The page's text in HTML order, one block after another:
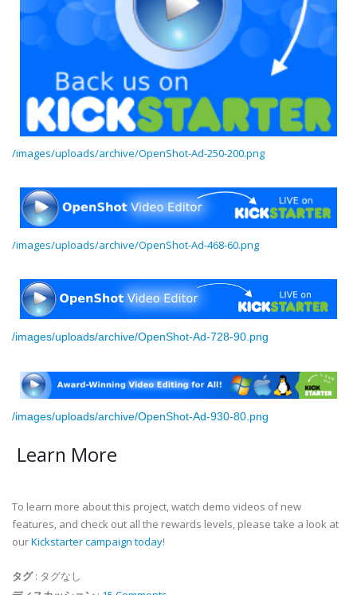
/images/uploads/archive/OpenShot-Ad-250-200.png
/images/uploads/archive/OpenShot-Ad-468-60.png
/images/uploads/archive/OpenShot-Ad-728-90.png
/images/uploads/archive/OpenShot-Ad-930-80.png
Learn More
To learn more about this project, watch demo videos of new
features, and check out all the rewards levels, please take a look at
ourKickstarter campaign today!
タグ: タグなし